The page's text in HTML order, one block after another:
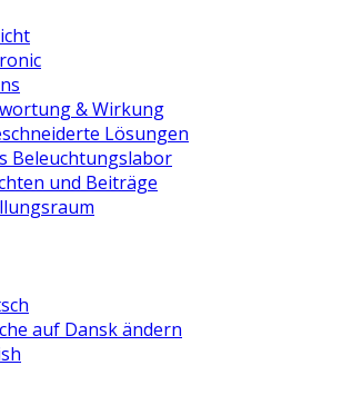
& Wirkung
Lösungen
Beleuchtungslabor
und Beiträge